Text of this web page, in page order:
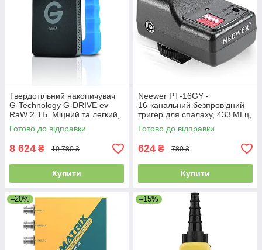
Твердотільний накопичувач
G-Technology G-DRIVE ev
RaW 2 ТБ. Міцний та легкий,
з захисним гумовим
бампером, USB 3.0. Уцінка
Готово до відправки
8 624 ₴ 10 780 ₴
Купити
Neewer PT‑16GY -
16‑канальний безпровідний
тригер для спалаху, 433 МГц,
синхронізація до 1/250 с,
радіус 30 м
Готово до відправки
624 ₴ 780 ₴
Купити
–20% –15%